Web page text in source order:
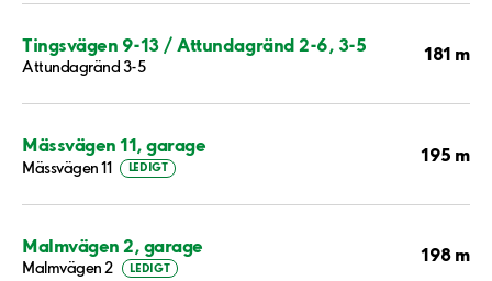
Tingsvägen 9-13 / Attundagränd 2-6, 3-5
Attundagränd 3-5
181 m
Mässvägen 11, garage
Mässvägen 11 LEDIGT
195 m
Malmvägen 2, garage
Malmvägen 2 LEDIGT
198 m